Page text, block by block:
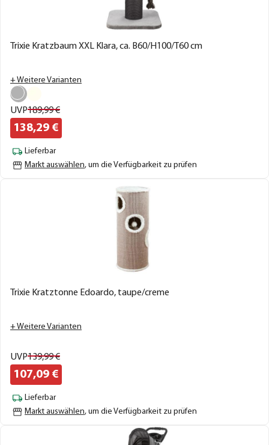
Trixie Kratzbaum XXL Klara, ca. B60/H100/T60 cm
+ Weitere Varianten
UVP189,99€
138,29 €
Lieferbar
Markt auswählen, um die Verfügbarkeit zu prüfen
Trixie Kratztonne Edoardo, taupe/creme
+ Weitere Varianten
UVP139,99€
107,09 €
Lieferbar
Markt auswählen, um die Verfügbarkeit zu prüfen